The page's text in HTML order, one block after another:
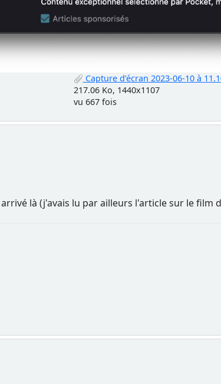
Capture d’écran 2023-06-10 à
217.06 Ko, 1440x1107
vu 667 fois
là (j'avais lu par ailleurs l'article sur le film